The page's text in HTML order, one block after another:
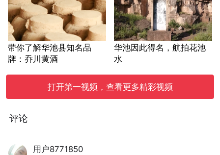
带你了解华池县知名品
牌：乔川黄酒
华池因此得名，航拍花池
水
打开第一视频，查看更多精彩视频
评论
用户8771850